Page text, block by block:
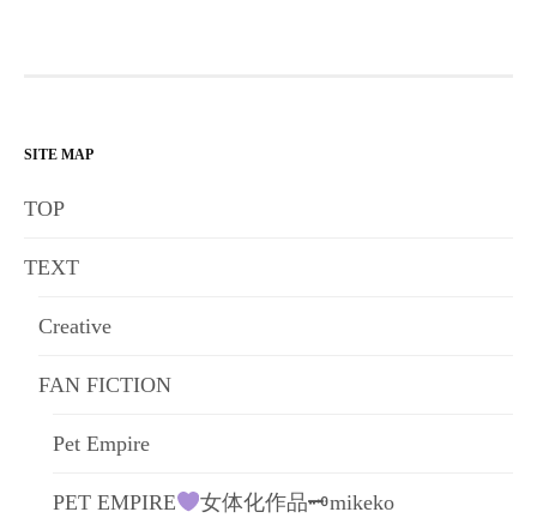
ー
シ
ン
SITE MAP
TOP
TEXT
Creative
FAN FICTION
Pet Empire
PET EMPIRE 女体化作品🗝mikeko